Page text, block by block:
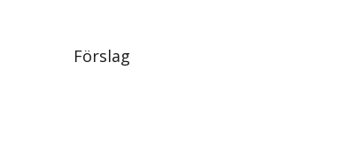
Förslag